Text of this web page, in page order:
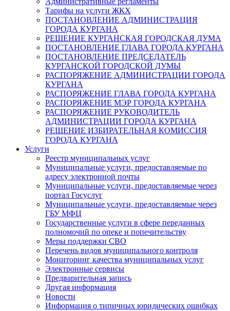
Тарифы на услуги ЖКХ
ПОСТАНОВЛЕНИЕ АДМИНИСТРАЦИЯ
ГОРОДА КУРГАНА
РЕШЕНИЕ КУРГАНСКАЯ ГОРОДСКАЯ ДУМА
ПОСТАНОВЛЕНИЕ ГЛАВА ГОРОДА КУРГАНА
ПОСТАНОВЛЕНИЕ ПРЕДСЕДАТЕЛЬ
КУРГАНСКОЙ ГОРОДСКОЙ ДУМЫ
РАСПОРЯЖЕНИЕ АДМИНИСТРАЦИИ ГОРОДА
КУРГАНА
РАСПОРЯЖЕНИЕ ГЛАВА ГОРОДА КУРГАНА
РАСПОРЯЖЕНИЕ МЭР ГОРОДА КУРГАНА
РАСПОРЯЖЕНИЕ РУКОВОДИТЕЛЬ
АДМИНИСТРАЦИИ ГОРОДА КУРГАНА
РЕШЕНИЕ ИЗБИРАТЕЛЬНАЯ КОМИССИЯ
ГОРОДА КУРГАНА
Услуги
Реестр муниципальных услуг
Муниципальные услуги, предоставляемые по
адресу электронной почты
Муниципальные услуги, предоставляемые через
портал Госуслуг
Муниципальные услуги, предоставляемые через
ГБУ МФЦ
Государственные услуги в сфере переданных
полномочий по опеке и попечительству
Меры поддержки СВО
Перечень видов муниципального контроля
Мониторинг качества муниципальных услуг
Электронные сервисы
Предварительная запись
Другая информация
Новости
Информация о типичных юридических ошибках